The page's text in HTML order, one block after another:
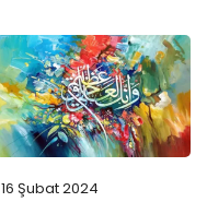
16 Şubat 2024